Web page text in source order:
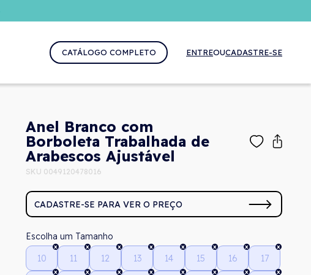
CATÁLOGO COMPLETO ENTREOUCADASTRE-SE
Anel Branco com
Borboleta Trabalhada de
Arabescos Ajustável
SKU 0049120478016
CADASTRE-SE PARA VER O PREÇO
Tamanho
10
11 12 13 14 15 16 17